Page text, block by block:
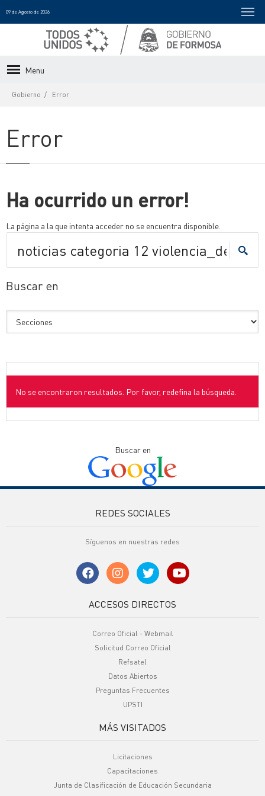
09 de Agosto de 2026
Menu
Gobierno Error
Error
Ha ocurrido un error!
La página a la que intenta acceder no se encuentra disponible.
Buscar en
No se encontraron resultados. Por favor, redefina la búsqueda.
Buscar en
REDES SOCIALES
Síguenos en nuestras redes
ACCESOS DIRECTOS
Correo Oficial - Webmail
Solicitud Correo Oficial
Refsatel
Datos Abiertos
Preguntas Frecuentes
UPSTI
MÁS VISITADOS
Licitaciones
Capacitaciones
Junta de Clasificación de Educación Secundaria